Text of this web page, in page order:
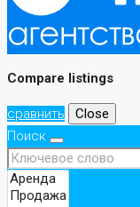
Compare listings
сравнить
Close
Поиск